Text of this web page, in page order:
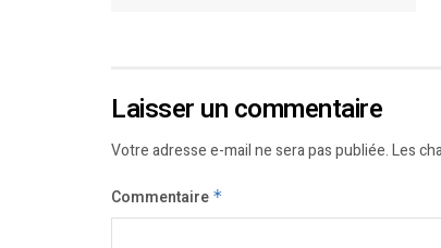
Laisser un commentaire
Votre adresse e-mail ne sera pas publiée.Les
Commentaire *